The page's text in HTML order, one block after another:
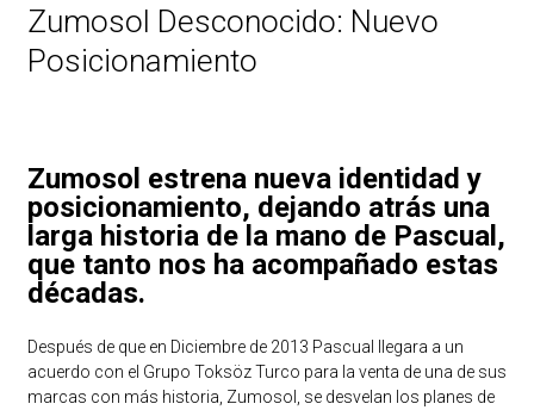
Zumosol Desconocido: Nuevo
Posicionamiento
Zumosol estrena nueva identidad y
posicionamiento, dejando atrás una
larga historia de la mano de Pascual,
que tanto nos ha acompañado estas
décadas.
Después de que en Diciembre de 2013 Pascual llegara a un
acuerdo con el Grupo Toksöz Turco para la venta de una de sus
marcas con más historia, Zumosol, se desvelan los planes de